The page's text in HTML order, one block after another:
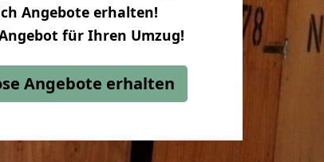
Angebote erhalten!
für Ihren Umzug!
Angebote erhalten